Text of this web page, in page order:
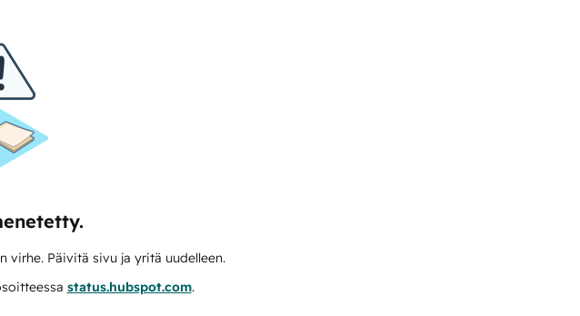
virhe. Päivitä sivu ja yritä uudelleen.
status.hubspot.com.